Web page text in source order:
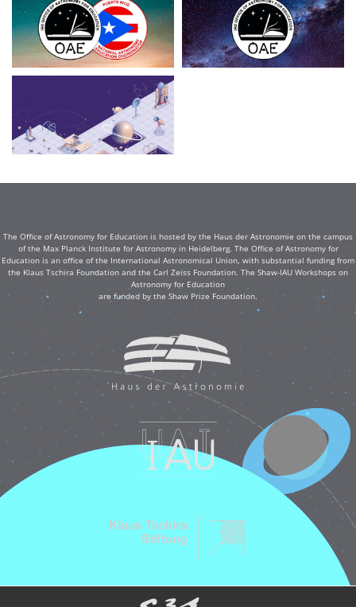
The Office of Astronomy for Education is hosted by the Haus der Astronomie on the campus
of the Max Planck Institute for Astronomy in Heidelberg. The Office of Astronomy for
Education is an office of the International Astronomical Union, with substantial funding from
the Klaus Tschira Foundation and the Carl Zeiss Foundation. The Shaw-IAU Workshops on
Astronomy for Education
are funded by the Shaw Prize Foundation.